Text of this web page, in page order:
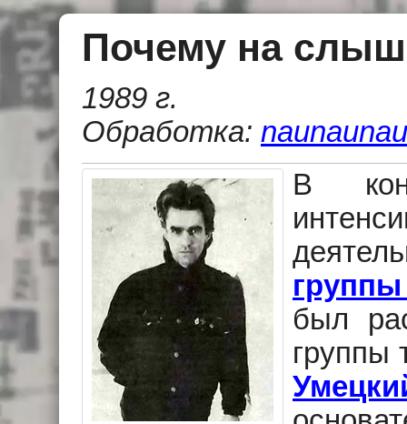
Почему на
1989 г.
Обработка:
В
был
группы